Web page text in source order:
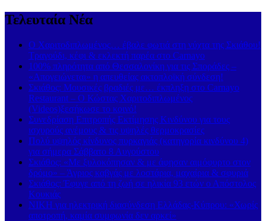
Τελευταία Νέα
Ο Χαριτοδιπλωμένος… έβαλε φωτιά στη νύχτα της Σκιάθου!
Τραγούδι, κέφι & εκλεκτή παρέα στο Carnayo
100% πληρότητα από Θεσσαλονίκη για τις Σποράδες –
«Απογειώνεται» η απευθείας ακτοπλοϊκή σύνδεση!
Σκιάθος: Μουσικές βραδιές με… έκπληξη στο Carnayo
Restaurant – Ο Κώστας Χαριτοδιπλωμένος
(Videos)ξεσήκωσε το κοινό!
Συνεδρίαση Επιτροπής Εκτίμησης Κινδύνου για τους
ισχυρούς ανέμους & τις υψηλές θερμοκρασίες
Πολύ υψηλός κίνδυνος πυρκαγιάς (κατηγορία κινδύνου 4)
για σήμερα Σάββατο 8 Αυγούστου
Σκιάθος: «Με ξυλοκόπησαν & με άφησαν αιμόφυρτο στον
δρόμο» – Άγριος καβγάς με λοστάρια, μαχαίρια & σφυριά
Σκιάθος: Έφυγε από τη ζωή σε ηλικία 93 ετών ο Απόστολος
Κουκιάς
ΝΙΚΗ για ηλεκτρική διασύνδεση Ελλάδας-Κύπρου: «Χωρίς
αποτροπή, καμία συμφωνία δεν αρκεί»